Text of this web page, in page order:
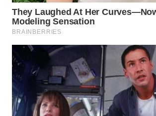
PAKPAK
WN
WN
BEKASI
WN